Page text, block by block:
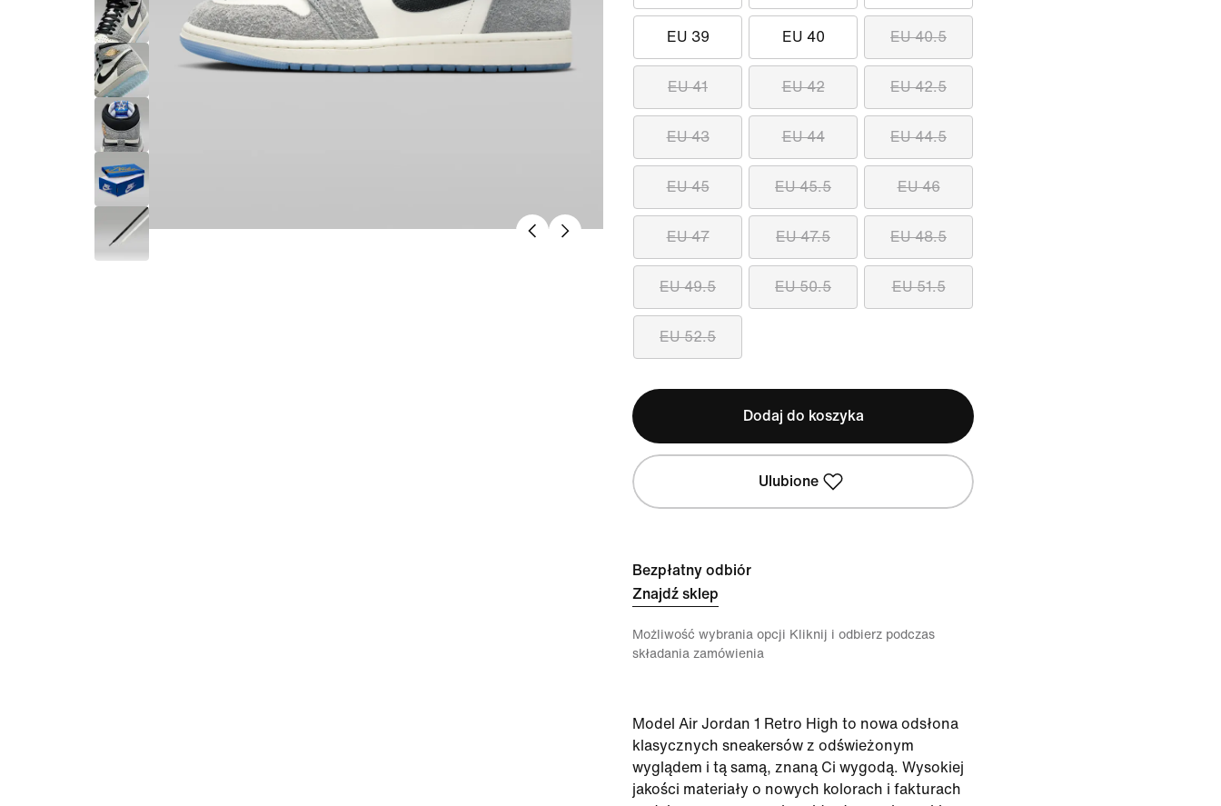
EU 39 EU 40 EU 40.5
EU 41 EU 42 EU 42.5
EU 43 EU 44 EU 44.5
EU 45 EU 45.5 EU 46
EU 47 EU 47.5 EU 48.5
EU 49.5 EU 50.5 EU 51.5
EU 52.5
Dodaj do koszyka
Ulubione
Bezpłatny odbiór
Znajdź sklep
Możliwość wybrania opcji Kliknij i odbierz podczas
składania zamówienia
Model Air Jordan 1 Retro High to nowa odsłona
klasycznych sneakersów z odświeżonym
wyglądem i tą samą, znaną Ci wygodą. Wysokiej
jakości materiały o nowych kolorach i fakturach